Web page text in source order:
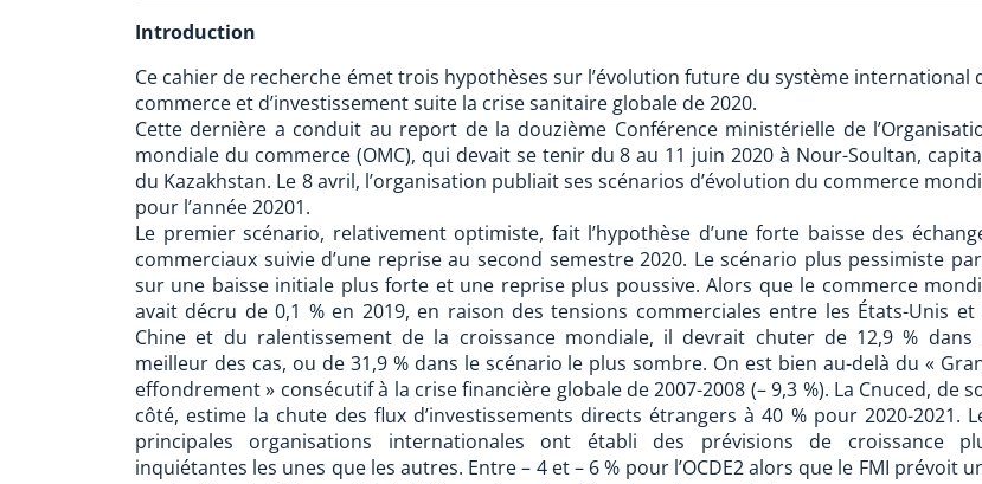
Introduction
Ce cahier de recherche émet trois hypothèses sur l’évolution future du système international
commerce et d’investissement suite la crise sanitaire globale de 2020.
Cette dernière a conduit au report de la douzième Conférence ministérielle de
mondiale du commerce (OMC), qui devait se tenir du 8 au 11 juin 2020 à Nour-Soultan,
du Kazakhstan. Le 8 avril, l’organisation publiait ses scénarios d’évolution du commerce
pour l’année 20201.
Le premier scénario, relativement optimiste, fait l’hypothèse d’une forte baisse des
commerciaux suivie d’une reprise au second semestre 2020. Le scénario plus pessimiste
sur une baisse initiale plus forte et une reprise plus poussive. Alors que le commerce
avait décru de 0,1 % en 2019, en raison des tensions commerciales entre les États-Unis et
Chine et du ralentissement de la croissance mondiale, il devrait chuter de 12,9 % dans
meilleur des cas, ou de 31,9 % dans le scénario le plus sombre. On est bien au-delà du «
effondrement » consécutif à la crise financière globale de 2007-2008 (– 9,3 %). La Cnuced, de
côté, estime la chute des flux d’investissements directs étrangers à 40 % pour 2020-2021.
principales organisations internationales ont établi des prévisions de croissance
inquiétantes les unes que les autres. Entre – 4 et – 6 % pour l’OCDE2 alors que le FMI prévoit